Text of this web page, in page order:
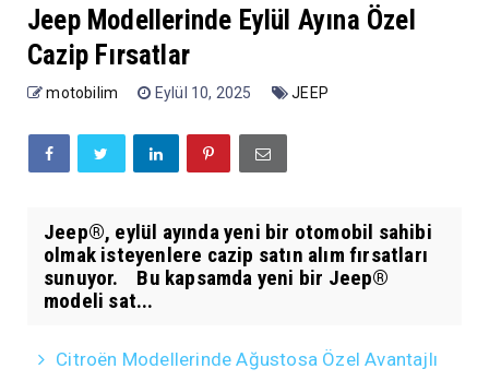
Jeep Modellerinde Eylül Ayına Özel
Cazip Fırsatlar
motobilim Eylül 10, 2025 JEEP
Jeep®, eylül ayında yeni bir otomobil sahibi
olmak isteyenlere cazip satın alım fırsatları
sunuyor. Bu kapsamda yeni bir Jeep®
modeli sat...
Citroën Modellerinde Ağustosa Özel Avantajlı